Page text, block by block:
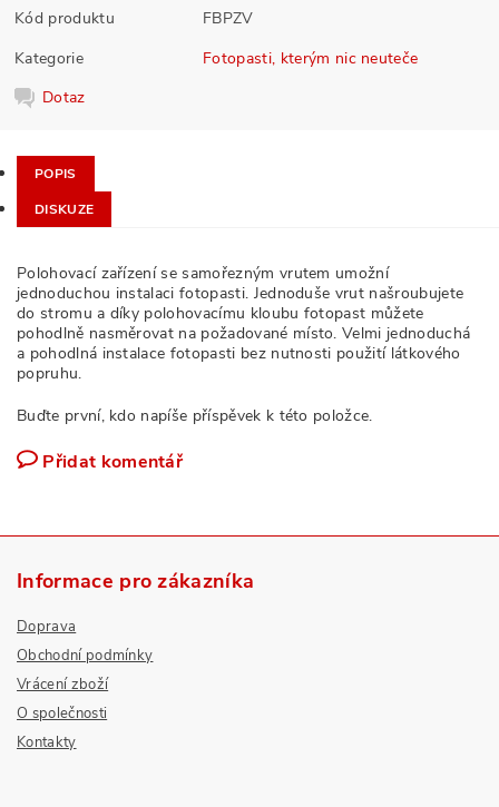
Kód produktu
FBPZV
Kategorie
Fotopasti, kterým nic neuteče
Dotaz
POPIS
DISKUZE
Polohovací zařízení se samořezným vrutem umožní
jednoduchou instalaci fotopasti. Jednoduše vrut našroubujete
do stromu a díky polohovacímu kloubu fotopast můžete
pohodlně nasměrovat na požadované místo. Velmi jednoduchá
a pohodlná instalace fotopasti bez nutnosti použití látkového
popruhu.
Buďte první, kdo napíše příspěvek k této položce.
Přidat komentář
Informace pro zákazníka
Doprava
Obchodní podmínky
Vrácení zboží
O společnosti
Kontakty